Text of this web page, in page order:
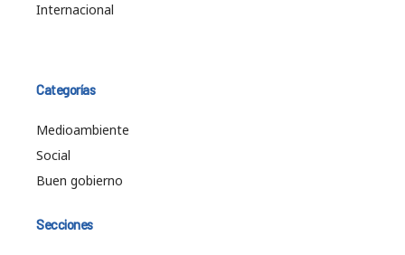
Internacional
Categorías
Medioambiente
Social
Buen gobierno
Secciones